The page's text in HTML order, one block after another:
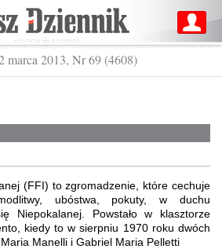
marca 2013, Nr 69 (4608)
(FFI) to zgromadzenie, które cechuje
ubóstwa, pokuty, w duchu
Niepokalanej. Powstało w klasztorze
kiedy to w sierpniu 1970 roku dwóch
Manelli i Gabriel Maria Pelletti